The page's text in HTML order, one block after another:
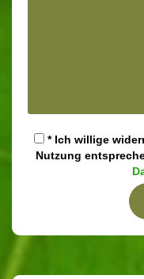
* Ich willige
Nutzung